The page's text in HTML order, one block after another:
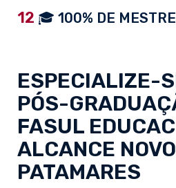
12 🎓 100% DE
ESPECIALIZE-
PÓS-
FASUL
ALCANCE
PATAMARES